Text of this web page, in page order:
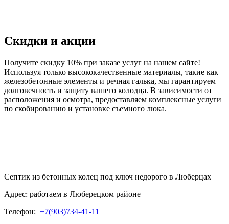
Скидки и акции
Получите скидку 10% при заказе услуг на нашем сайте!
Используя только высококачественные материалы, такие как
железобетонные элементы и речная галька, мы гарантируем
долговечность и защиту вашего колодца. В зависимости от
расположения и осмотра, предоставляем комплексные услуги
по скобированию и установке съемного люка.
Септик из бетонных колец под ключ недорого в Люберцах
Адрес: работаем в Люберецком районе
Телефон: +7(903)734-41-11